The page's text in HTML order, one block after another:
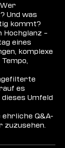
Und was
kommt?
–
eines
komplexe
es
Umfeld
Q&A-
zuzusehen.